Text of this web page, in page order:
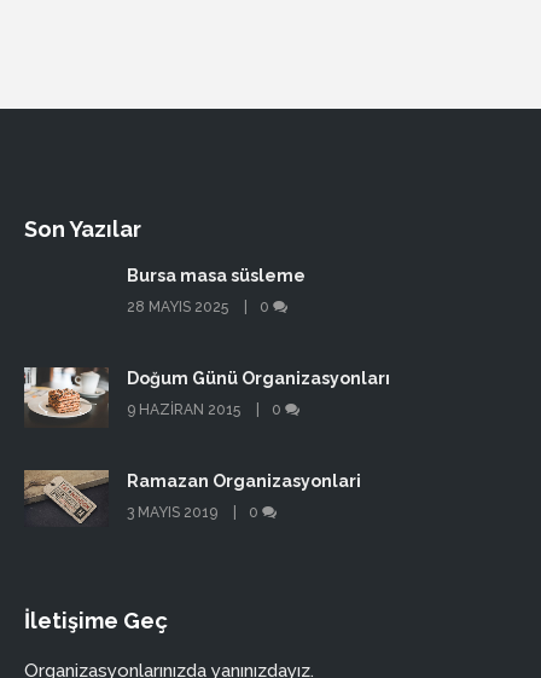
Son Yazılar
Bursa masa süsleme
28 MAYIS 2025 0
Doğum Günü Organizasyonları
9 HAZIRAN 2015 0
Ramazan Organizasyonlari
3 MAYIS 2019 0
İletişime Geç
Organizasyonlarınızda yanınızdayız.